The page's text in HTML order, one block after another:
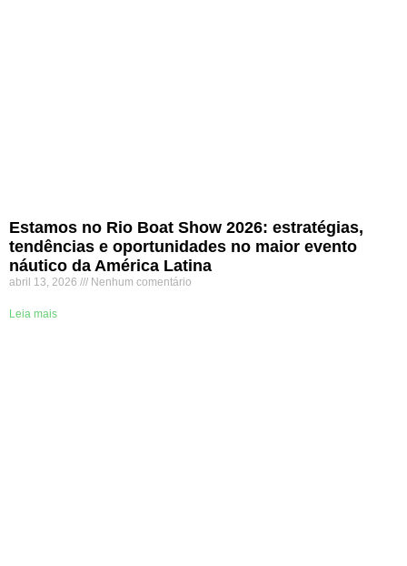
Estamos no Rio Boat Show 2026: estratégias,
tendências e oportunidades no maior evento
náutico da América Latina
abril 13, 2026 Nenhum comentário
Leia mais